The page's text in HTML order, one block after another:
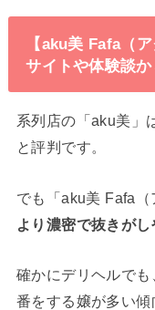
【aku美 Fafa（
サイトや体験談か
系列店の「aku美」
と評判です。
でも「aku美 Fafa（
より濃密で抜きがし
確かにデリヘルで
番をする嬢が多い傾